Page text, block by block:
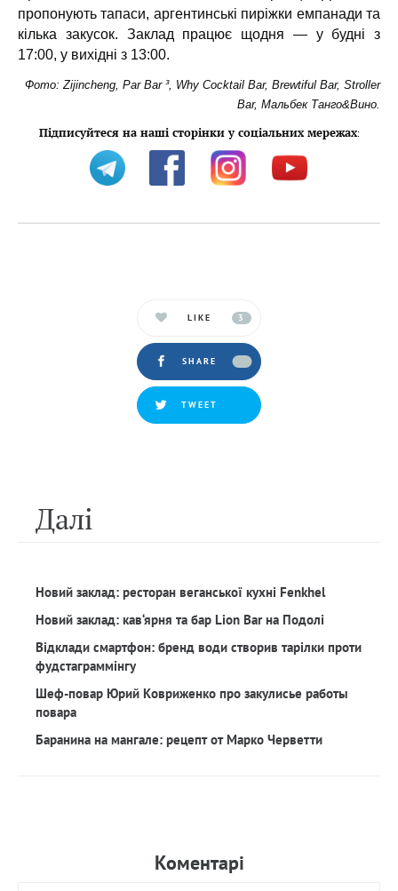
пропонують тапаси, аргентинські пиріжки емпанади та
кілька закусок. Заклад працює щодня — у будні з
17:00, у вихідні з 13:00.
Фото: Zijincheng, Par Bar ³, Why Cocktail Bar, Brewtiful Bar, Stroller
Bar, Мальбек Танго&Вино.
Підписуйтеся на наші сторінки у соціальних мережах:
LIKE 3
SHARE
TWEET
Далi
Новий заклад: ресторан веганської кухні Fenkhel
Новий заклад: кав‘ярня та бар Lion Bar на Подолі
Відклади смартфон: бренд води створив тарілки проти
фудстаграммінгу
Шеф-повар Юрий Ковриженко про закулисье работы
повара
Баранина на мангале: рецепт от Марко Черветти
Коментарi